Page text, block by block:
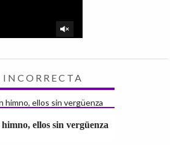
ellos sin vergüenza